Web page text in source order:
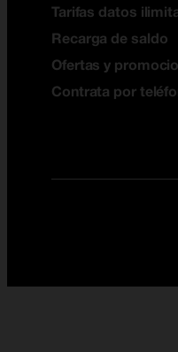
Tarifas datos
Recarga de saldo
Ofertas y
Contrata por